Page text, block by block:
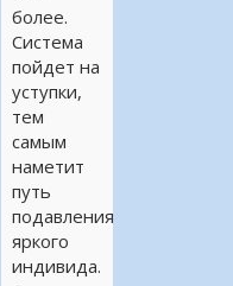
более.
Система
пойдет на
уступки,
тем
самым
наметит
путь
подавления
яркого
индивида.